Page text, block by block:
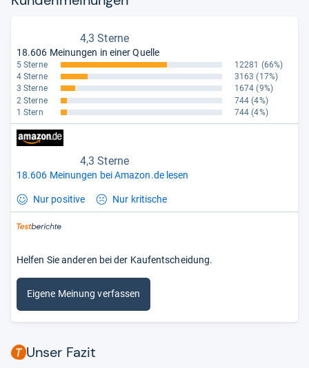
4,3 Sterne
18.606 Meinungen in einer Quelle
5 Sterne 12281 (66%)
4 Sterne
3163 (17%)
3 Sterne
1674 (9%)
2 Sterne
744 (4%)
1 Stern
744 (4%)
4,3 Sterne
18.606 Meinungen bei Amazon.de lesen
Nur positive Nur kritische
Helfen Sie anderen bei der Kaufentscheidung.
Eigene Meinung verfassen
Unser Fazit